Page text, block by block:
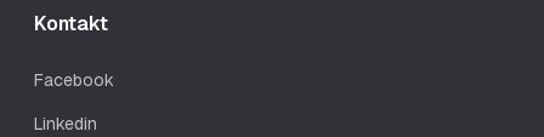
Kontakt
Facebook
Linkedin